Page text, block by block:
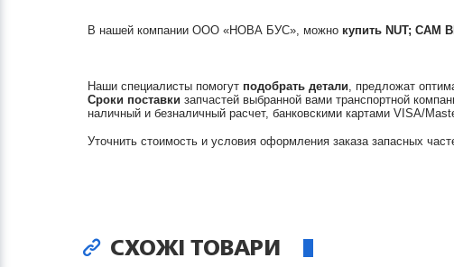
В нашей компании ООО «НОВА БУС», можно купить NUT; CAM
Наши специалисты помогут подобрать детали, предложат
Сроки поставки запчастей выбранной вами транспортной
наличный и безналичный расчет, банковскими картами VISA/
Уточнить стоимость и условия оформления заказа запасных
СХОЖІ ТОВАРИ